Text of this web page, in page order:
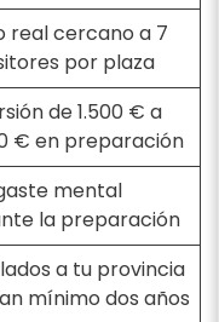
real cercano a 7
por plaza
de 1.500 € a
€ en preparación
mental
la preparación
a tu provincia
mínimo dos años